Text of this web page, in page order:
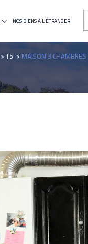
NOS BIENS À L'ÉTRANGER
T5 MAISON 3